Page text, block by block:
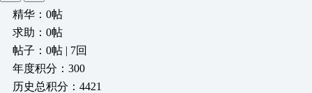
精华：0帖
求助：0帖
帖子：0帖 | 7回
年度积分：300
历史总积分：4421